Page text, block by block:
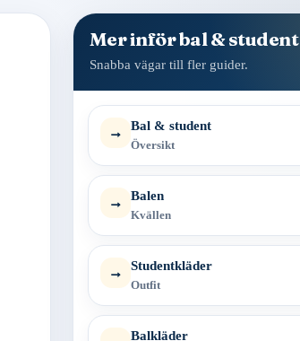
Mer inför bal & student
Snabba vägar till fler guider.
→ Bal & student
Översikt
→ Balen
Kvällen
→ Studentkläder
Outfit
Balkläder